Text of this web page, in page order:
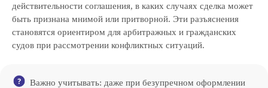
действительности соглашения, в каких случаях сделка может
быть признана мнимой или притворной. Эти разъяснения
становятся ориентиром для арбитражных и гражданских
судов при рассмотрении конфликтных ситуаций.
Важно учитывать: даже при безупречном оформлении